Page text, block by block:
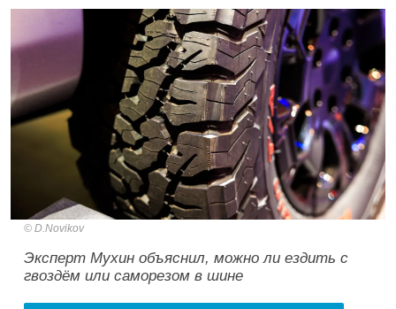
D.Novikov
Эксперт Мухин объяснил, можно ли ездить с
гвоздём или саморезом в шине